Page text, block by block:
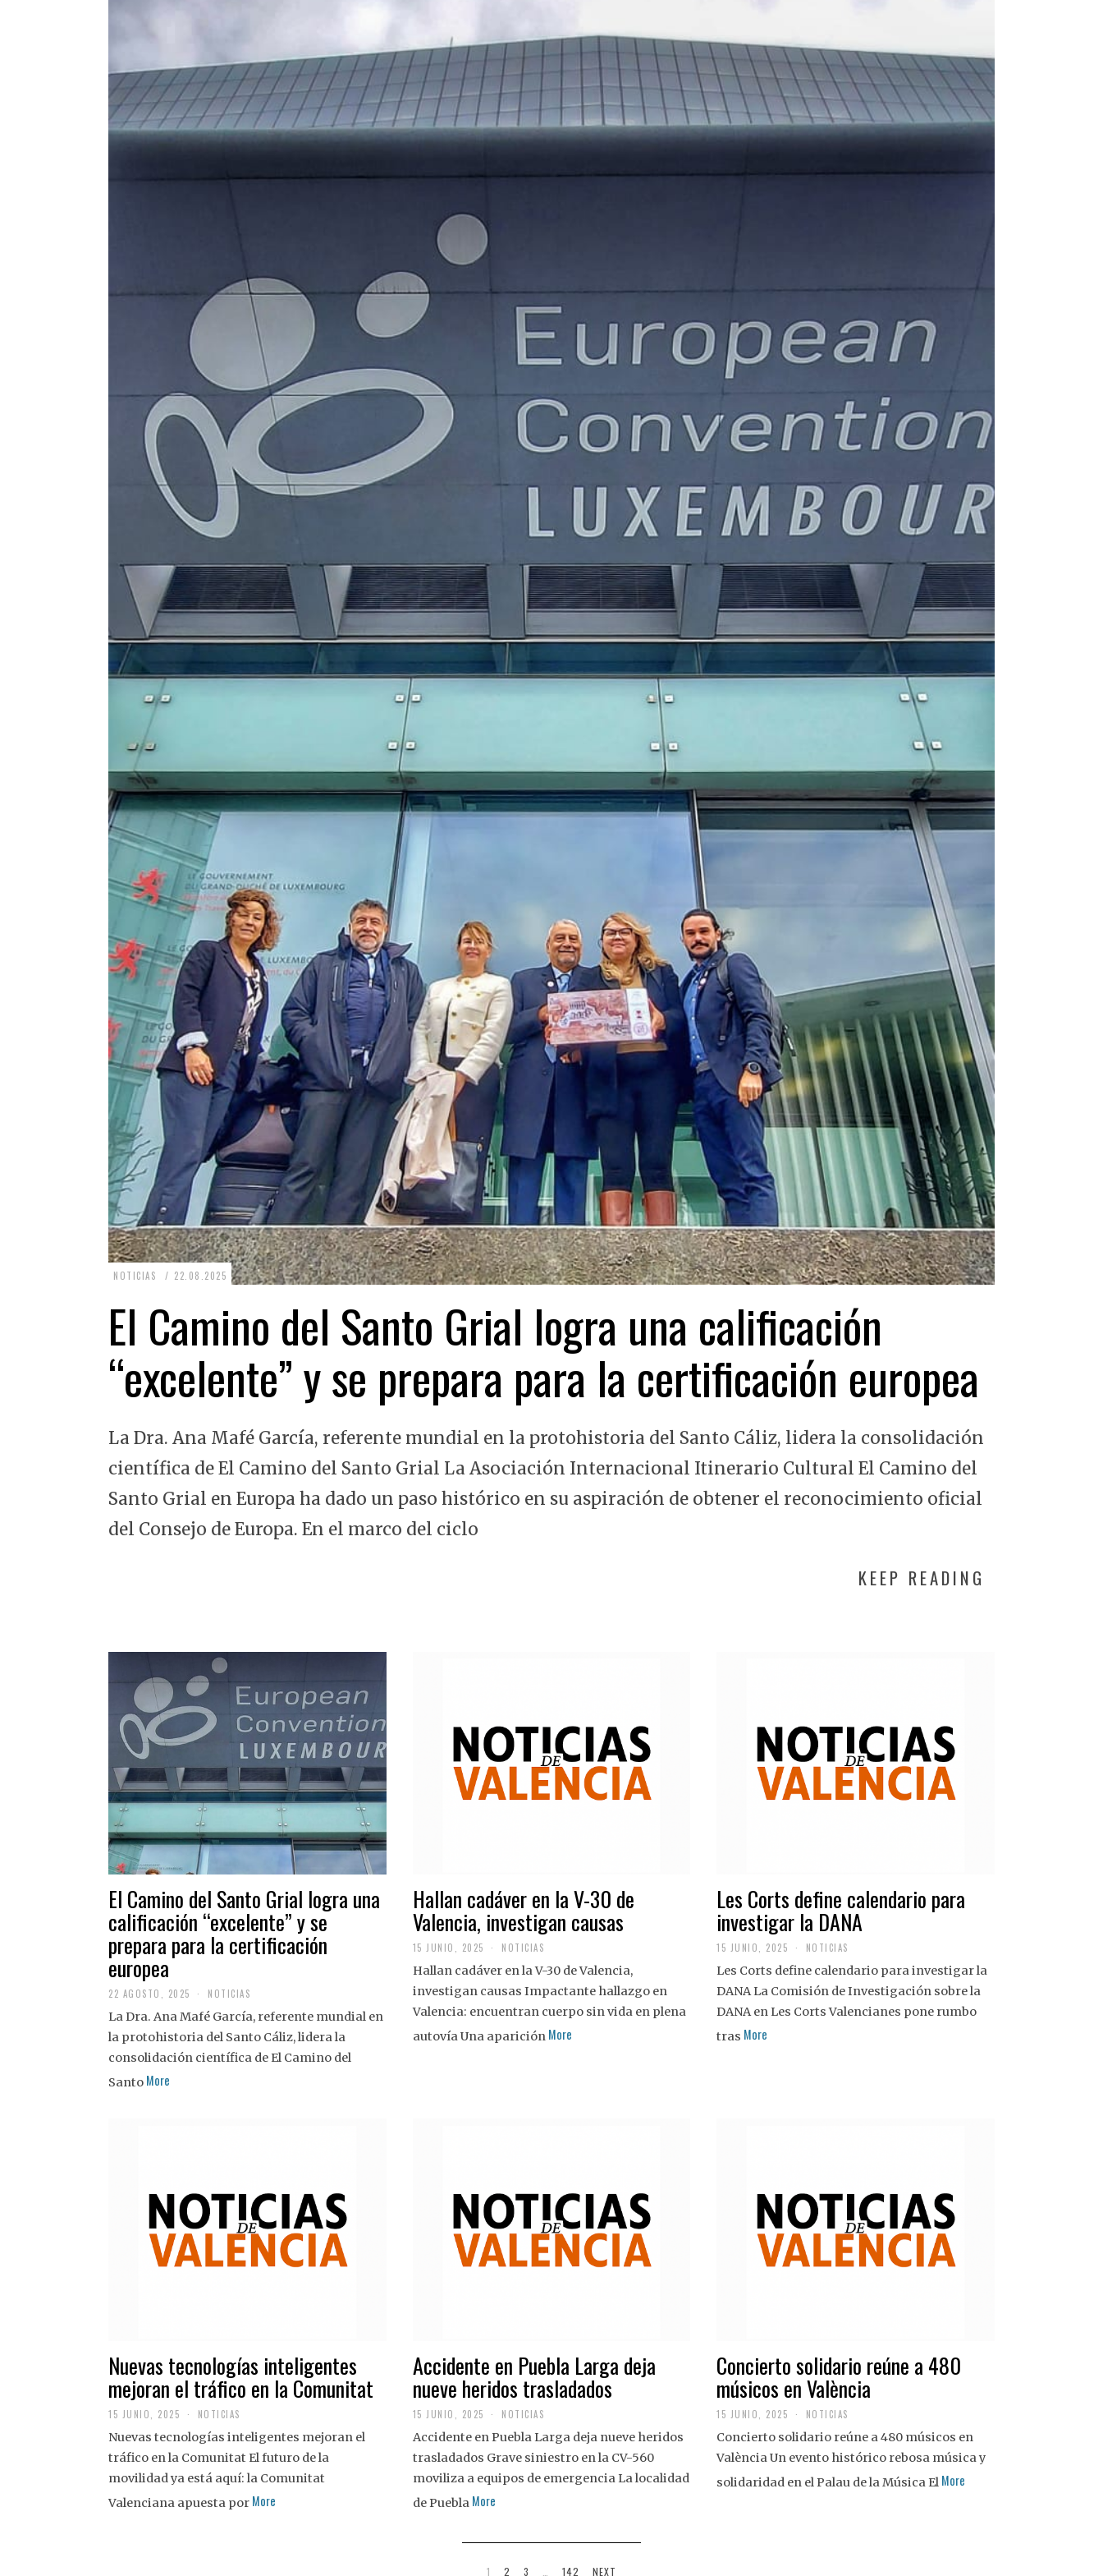
NOTICIAS 22.08.2025 2
.
0
0
2
El Camino del Santo Grial logra una calificación
“excelente” y se prepara para la certificación europea
La Dra. Ana Mafé García, referente mundial en la protohistoria del Santo Cáliz, lidera la consolidación
científica de El Camino del Santo Grial La Asociación Internacional Itinerario Cultural El Camino del
Santo Grial en Europa ha dado un paso histórico en su aspiración de obtener el reconocimiento oficial
del Consejo de Europa. En el marco del ciclo
KEEP READING
El Camino del Santo Grial logra una
calificación “excelente” y se
prepara para la certificación
europea
22 AGOSTO, 2025
A
G
O
S
NOTICIAS
La Dra. Ana Mafé García, referente mundial en
la protohistoria del Santo Cáliz, lidera la
consolidación científica de El Camino del
Santo More
Hallan cadáver en la V-30 de
Valencia, investigan causas
15 JUNIO, 2025 NOTICIAS
Hallan cadáver en la V-30 de Valencia,
investigan causas Impactante hallazgo en
Valencia: encuentran cuerpo sin vida en plena
autovía Una aparición More
Les Corts define calendario para
investigar la DANA
15 JUNIO, 2025 NOTICIAS
Les Corts define calendario para investigar la
DANA La Comisión de Investigación sobre la
DANA en Les Corts Valencianes pone rumbo
tras More
Nuevas tecnologías inteligentes
mejoran el tráfico en la Comunitat
15 JUNIO, 2025 NOTICIAS
Nuevas tecnologías inteligentes mejoran el
tráfico en la Comunitat El futuro de la
movilidad ya está aquí: la Comunitat
Valenciana apuesta por More
Accidente en Puebla Larga deja
nueve heridos trasladados
15 JUNIO, 2025 NOTICIAS
Accidente en Puebla Larga deja nueve heridos
trasladados Grave siniestro en la CV-560
moviliza a equipos de emergencia La localidad
de Puebla More
Concierto solidario reúne a 480
músicos en València
15 JUNIO, 2025 NOTICIAS
Concierto solidario reúne a 480 músicos en
València Un evento histórico rebosa música y
solidaridad en el Palau de la Música El More
1 2 3 … 142 NEXT